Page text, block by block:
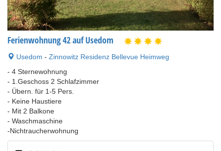
Ferienwohnung 42 auf Usedom
Usedom - Zinnowitz Residenz Bellevue Heimweg
- 4 Sternewohnung
- 1.Geschoss 2 Schlafzimmer
- Übern. für 1-5 Pers.
- Keine Haustiere
- Mit 2 Balkone
- Waschmaschine
-Nichtraucherwohnung